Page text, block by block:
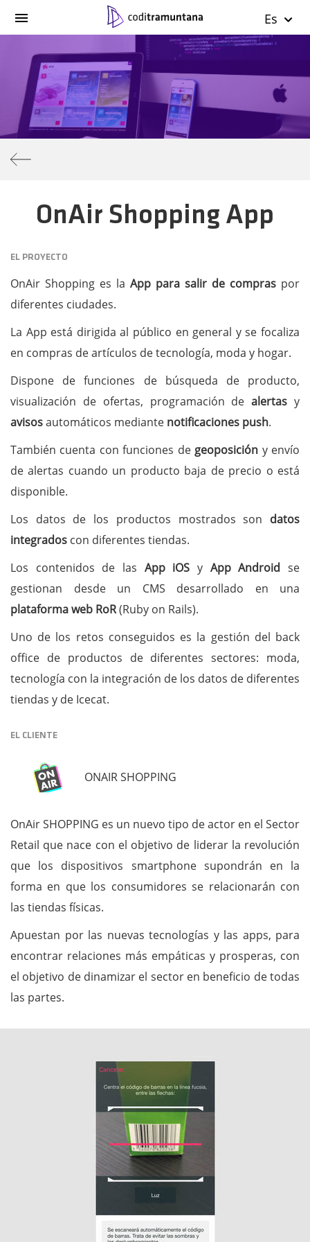
Es
OnAir Shopping App
EL PROYECTO
OnAir Shopping es la App para salir de compras por
diferentes ciudades.
La App está dirigida al público en general y se focaliza
en compras de artículos de tecnología, moda y hogar.
Dispone de funciones de búsqueda de producto,
visualización de ofertas, programación dealertas y
avisosautomáticos mediante notificaciones push.
También cuenta con funciones de geoposición y envío
de alertas cuando un producto baja de precio o está
disponible.
Los datos de los productos mostrados son datos
integrados con diferentes tiendas.
Los contenidos de las App iOS y App Android se
gestionan desde un CMS desarrollado en una
plataforma web RoR(Ruby on Rails).
Uno de los retos conseguidos es la gestión del back
office de productos de diferentes sectores: moda,
tecnología con la integración de los datos de diferentes
tiendas y de Icecat.
EL CLIENTE
ONAIR SHOPPING
OnAir SHOPPING es un nuevo tipo de actor en el Sector
Retail que nace con el objetivo de liderar la revolución
que los dispositivos smartphone supondrán en la
forma en que los consumidores se relacionarán con
las tiendas físicas.
Apuestan por las nuevas tecnologías y las apps, para
encontrar relaciones más empáticas y prosperas, con
el objetivo de dinamizar el sector en beneficio de todas
las partes.